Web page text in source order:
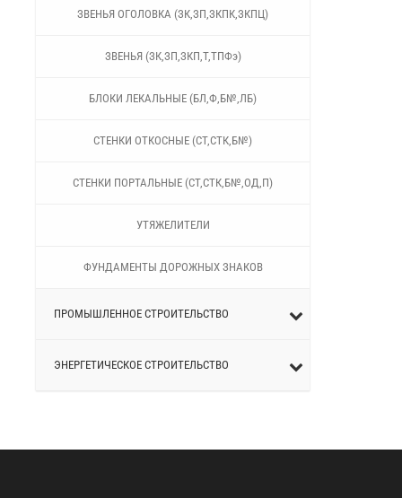
ЗВЕНЬЯ ОГОЛОВКА (ЗК,ЗП,ЗКПК,ЗКПЦ)
ЗВЕНЬЯ (ЗК,ЗП,ЗКП,Т,ТПФэ)
БЛОКИ ЛЕКАЛЬНЫЕ (БЛ,Ф,Б№,ЛБ)
СТЕНКИ ОТКОСНЫЕ (СТ,СТК,Б№)
СТЕНКИ ПОРТАЛЬНЫЕ (СТ,СТК,Б№,ОД,П)
УТЯЖЕЛИТЕЛИ
ФУНДАМЕНТЫ ДОРОЖНЫХ ЗНАКОВ
ПРОМЫШЛЕННОЕ СТРОИТЕЛЬСТВО
ЭНЕРГЕТИЧЕСКОЕ СТРОИТЕЛЬСТВО